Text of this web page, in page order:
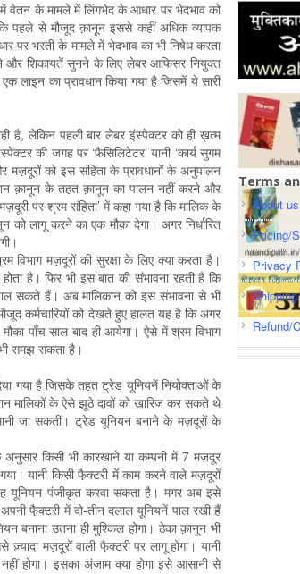
वेतन के मामले में लिंगभेद के आधार पर भेदभाव को
पहले से मौजूद क़ानून इससे कहीं अधिक व्यापक
पर भरती के मामले में भेदभाव का भी निषेध करता
और शिकायतें सुनने के लिए लेबर आफिसर नियुक्त
लाइन का प्रावधान किया गया है जिसमें ये सारी
है, लेकिन पहली बार लेबर इंस्पेक्टर को ही ख़त्म
की जगह पर ‘फैसिलिटेटर’ यानी ‘कार्य सुगम
मज़दूरों को इस संहिता के प्रावधानों के अनुपालन
क़ानून के तहत क़ानून का पालन नहीं करने और
पर श्रम संहिता’ में कहा गया है कि मालिक के
लागू करने का एक मौक़ा देगा। अगर निर्धारित
विभाग मज़दूरों की सुरक्षा के लिए क्या करता है।
है। फिर भी इस बात की संभावना रहती है कि
सकते हैं। अब मालिकान को इस संभावना से भी
कर्मचारियों को देखते हुए हालत यह है कि अगर
पाँच साल बाद ही आयेगा। ऐसे में श्रम विभाग
समझ सकता है।
गया है जिसके तहत ट्रेड यूनियनें नियोक्ताओं के
मालिकों के ऐसे झूठे दावों को खारिज कर सकते थे
जा सकतीं। ट्रेड यूनियन बनाने के मज़दूरों के
किसी भी कारखाने या कम्पनी में 7 मज़दूर
यानी किसी फै़क्टरी में काम करने वाले मज़दूरों
यूनियन पंजीकृत करवा सकता है। मगर अब इसे
फै़क्टरी में दो-तीन दलाल यूनियनें पाल रखी हैं
बनाना उतना ही मुश्किल होगा। ठेका क़ानून भी
मज़दूरों वाली फै़क्टरी पर लागू होगा। यानी
होगा। इसका अंजाम क्या होगा इसे आसानी से
Terms
About us
Pricing/
Privacy
Refund/